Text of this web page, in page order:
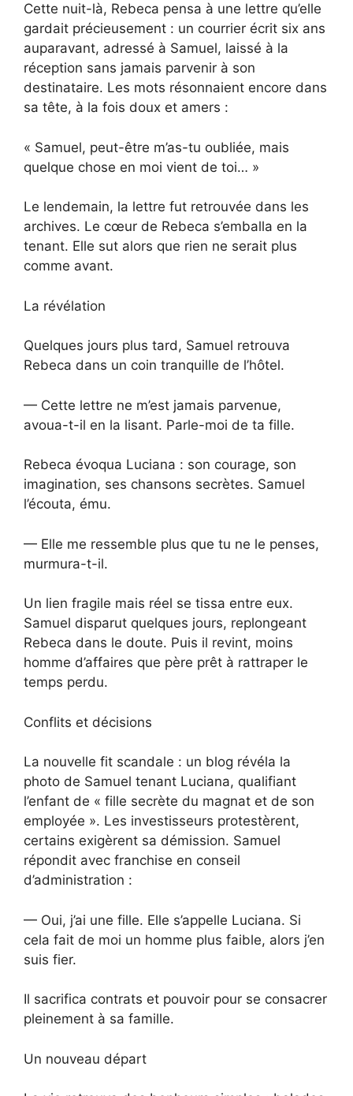
Cette nuit-là, Rebeca pensa à une lettre qu’elle
gardait précieusement : un courrier écrit six ans
auparavant, adressé à Samuel, laissé à la
réception sans jamais parvenir à son
destinataire. Les mots résonnaient encore dans
sa tête, à la fois doux et amers :
« Samuel, peut-être m’as-tu oubliée, mais
quelque chose en moi vient de toi… »
Le lendemain, la lettre fut retrouvée dans les
archives. Le cœur de Rebeca s’emballa en la
tenant. Elle sut alors que rien ne serait plus
comme avant.
La révélation
Quelques jours plus tard, Samuel retrouva
Rebeca dans un coin tranquille de l’hôtel.
— Cette lettre ne m’est jamais parvenue,
avoua-t-il en la lisant. Parle-moi de ta fille.
Rebeca évoqua Luciana : son courage, son
imagination, ses chansons secrètes. Samuel
l’écouta, ému.
— Elle me ressemble plus que tu ne le penses,
murmura-t-il.
Un lien fragile mais réel se tissa entre eux.
Samuel disparut quelques jours, replongeant
Rebeca dans le doute. Puis il revint, moins
homme d’affaires que père prêt à rattraper le
temps perdu.
Conflits et décisions
La nouvelle fit scandale : un blog révéla la
photo de Samuel tenant Luciana, qualifiant
l’enfant de « fille secrète du magnat et de son
employée ». Les investisseurs protestèrent,
certains exigèrent sa démission. Samuel
répondit avec franchise en conseil
d’administration :
— Oui, j’ai une fille. Elle s’appelle Luciana. Si
cela fait de moi un homme plus faible, alors j’en
suis fier.
Il sacrifica contrats et pouvoir pour se consacrer
pleinement à sa famille.
Un nouveau départ